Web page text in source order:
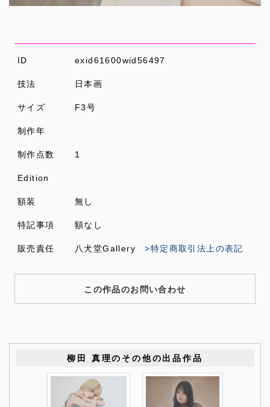
ID exid61600wid56497
技法 日本画
サイズ F3号
制作年
制作点数 1
Edition
額装 無し
特記事項 額なし
販売責任 八犬堂Gallery>特定商取引法上の表記
この作品のお問い合わせ
柳田 真理のその他の出品作品